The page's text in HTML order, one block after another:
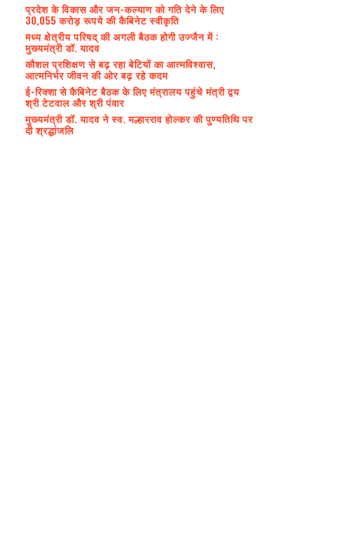
प्रदेश के विकास और जन-कल्याण को गति देने के लिए
30,055 करोड़ रूपये की कैबिनेट स्वीकृति
मध्य क्षेत्रीय परिषद् की अगली बैठक होगी उज्जैन में :
मुख्यमंत्री डॉ. यादव
कौशल प्रशिक्षण से बढ़ रहा बेटियों का आत्मविश्वास,
आत्मनिर्भर जीवन की ओर बढ़ रहे कदम
ई-रिक्शा से कैबिनेट बैठक के लिए मंत्रालय पहुंचे मंत्री द्वय
श्री टेटवाल और श्री पंवार
मुख्यमंत्री डॉ. यादव ने स्व. मल्हारराव होल्कर की पुण्यतिथि पर
दी श्रद्धांजलि